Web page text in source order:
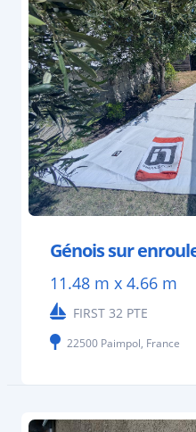
11.48 m x 4.66 m
FIRST 32 PTE
22500 Paimpol, France